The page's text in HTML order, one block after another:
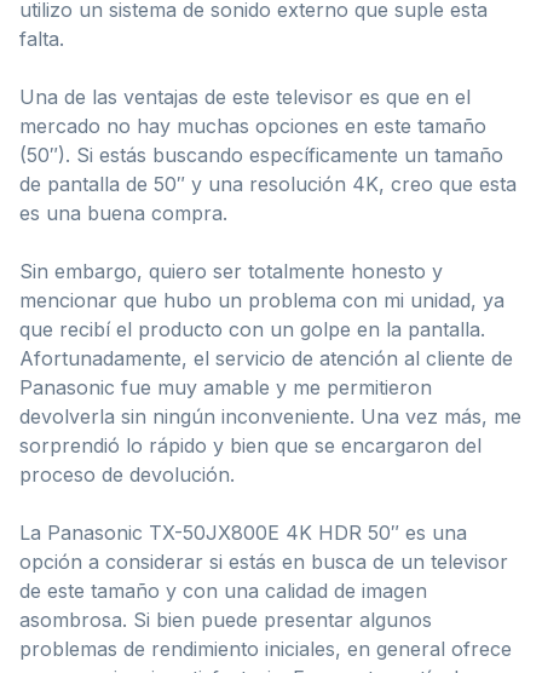
utilizo un sistema de sonido externo que suple esta
falta.
Una de las ventajas de este televisor es que en el
mercado no hay muchas opciones en este tamaño
(50″). Si estás buscando específicamente un tamaño
de pantalla de 50″ y una resolución 4K, creo que esta
es una buena compra.
Sin embargo, quiero ser totalmente honesto y
mencionar que hubo un problema con mi unidad, ya
que recibí el producto con un golpe en la pantalla.
Afortunadamente, el servicio de atención al cliente de
Panasonic fue muy amable y me permitieron
devolverla sin ningún inconveniente. Una vez más, me
sorprendió lo rápido y bien que se encargaron del
proceso de devolución.
La Panasonic TX-50JX800E 4K HDR 50″ es una
opción a considerar si estás en busca de un televisor
de este tamaño y con una calidad de imagen
asombrosa. Si bien puede presentar algunos
problemas de rendimiento iniciales, en general ofrece